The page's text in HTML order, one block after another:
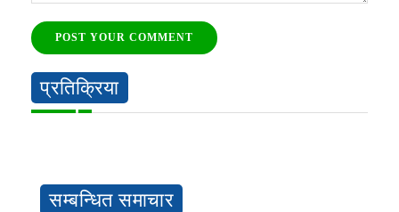
POST YOUR COMMENT
प्रतिक्रिया
सम्बन्धित समाचार